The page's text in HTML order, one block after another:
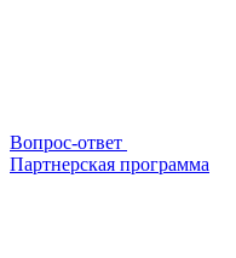
Вопрос-ответ
Партнерская программа